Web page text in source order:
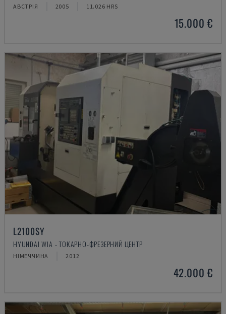
АВСТРІЯ 2005 11.026 HRS
15.000 €
L2100SY
HYUNDAI WIA - ТОКАРНО-ФРЕЗЕРНИЙ ЦЕНТР
НІМЕЧЧИНА 2012
42.000 €